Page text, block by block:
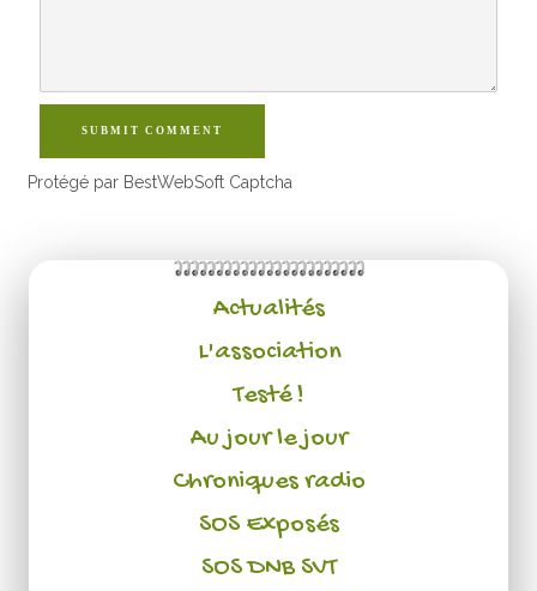
SUBMIT COMMENT
Protégé par BestWebSoft Captcha
Actualités
L'association
Testé !
Au jour le jour
Chroniques radio
SOS Exposés
SOS DNB SVT